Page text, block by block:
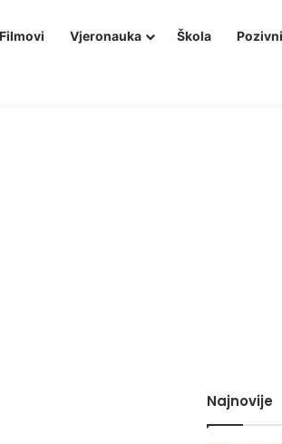
Filmovi Vjeronauka Škola
Najnovije